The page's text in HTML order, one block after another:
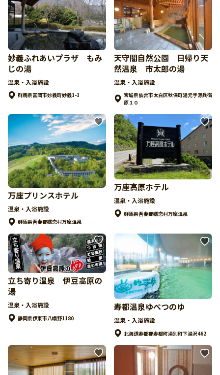
妙義ふれあいプラザ もみ
じの湯
温泉・入浴施設
群馬県富岡市妙義町妙義1-1
天守閣自然公園 日帰り天
然温泉 市太郎の湯
温泉・入浴施設
宮城県仙台市太白区秋保町湯元字源兵衛
原１０
万座プリンスホテル
温泉・入浴施設
群馬県吾妻郡嬬恋村万座温泉
万座高原ホテル
温泉・入浴施設
群馬県吾妻郡嬬恋村万座温泉
立ち寄り温泉 伊豆高原の
湯
温泉・入浴施設
静岡県伊東市八幡野1180
寿都温泉ゆべつのゆ
温泉・入浴施設
北海道寿都郡寿都町湯別町下湯沢462